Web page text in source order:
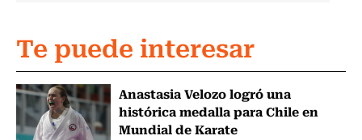
Te puede interesar
Anastasia Velozo logró una
histórica medalla para Chile en
Mundial de Karate